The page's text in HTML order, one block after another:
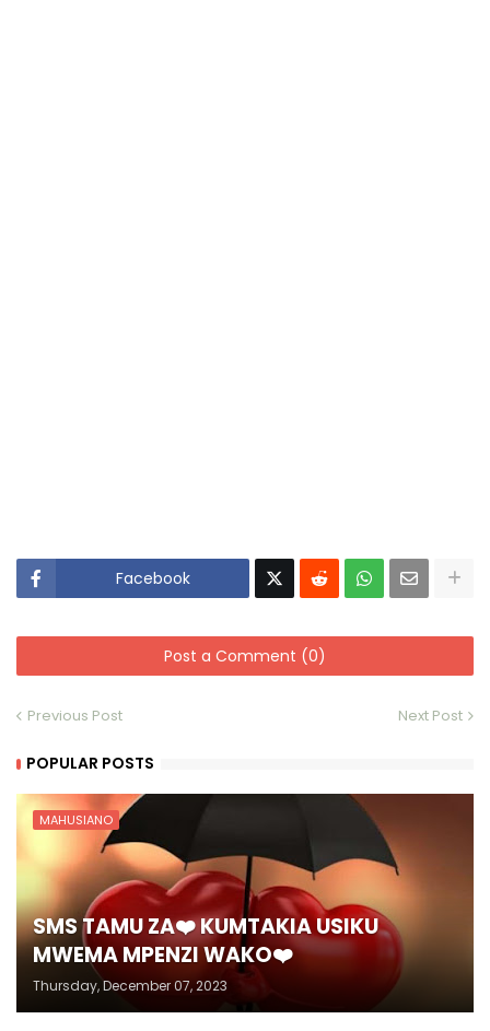
Facebook
Post a Comment (0)
Previous Post Next Post
POPULAR POSTS
MAHUSIANO
SMS TAMU ZA❤️ KUMTAKIA USIKU
MWEMA MPENZI WAKO❤️
Thursday, December 07, 2023